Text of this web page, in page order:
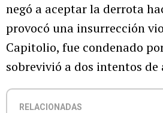
negó a aceptar la derrota
provocó una insurrección
Capitolio, fue condenado
sobrevivió a dos intentos de
RELACIONADAS